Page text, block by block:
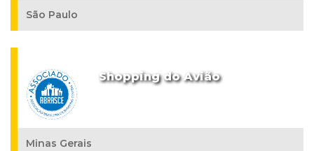
São Paulo
Shopping do Avião
Minas Gerais